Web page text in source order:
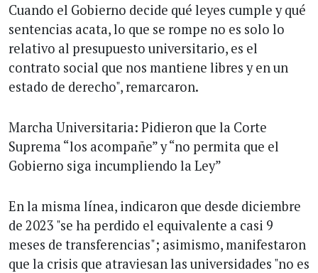
Cuando el Gobierno decide qué leyes cumple y qué
sentencias acata, lo que se rompe no es solo lo
relativo al presupuesto universitario, es el
contrato social que nos mantiene libres y en un
estado de derecho", remarcaron.
Marcha Universitaria: Pidieron que la Corte
Suprema “los acompañe” y “no permita que el
Gobierno siga incumpliendo la Ley”
En la misma línea, indicaron que desde diciembre
de 2023 "se ha perdido el equivalente a casi 9
meses de transferencias"; asimismo, manifestaron
que la crisis que atraviesan las universidades "no es